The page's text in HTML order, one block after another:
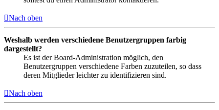
Nach oben
Weshalb werden verschiedene Benutzergruppen farbig
dargestellt?
Es ist der Board-Administration möglich, den
Benutzergruppen verschiedene Farben zuzuteilen, so dass
deren Mitglieder leichter zu identifizieren sind.
Nach oben